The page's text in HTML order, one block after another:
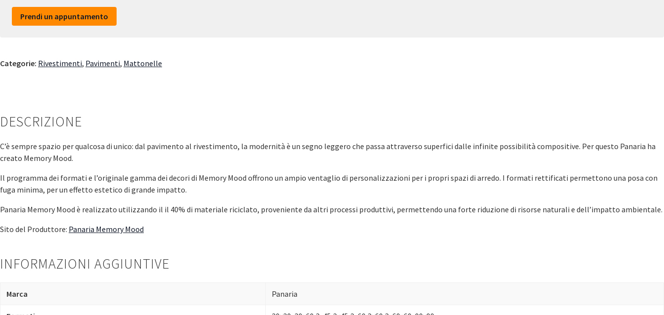
Prendi un appuntamento
Categorie: Rivestimenti, Pavimenti, Mattonelle
DESCRIZIONE
C’è sempre spazio per qualcosa di unico: dal pavimento al rivestimento, la modernità è un segno leggero che passa attraverso superfici dalle infinite possibilità compositive. Per questo Panaria ha
creato Memory Mood.
Il programma dei formati e l’originale gamma dei decori di Memory Mood offrono un ampio ventaglio di personalizzazioni per i propri spazi di arredo. I formati rettificati permettono una posa con
fuga minima, per un effetto estetico di grande impatto.
Panaria Memory Mood è realizzato utilizzando il il 40% di materiale riciclato, proveniente da altri processi produttivi, permettendo una forte riduzione di risorse naturali e dell’impatto ambientale.
Sito del Produttore: Panaria Memory Mood
INFORMAZIONI AGGIUNTIVE
Marca Panaria